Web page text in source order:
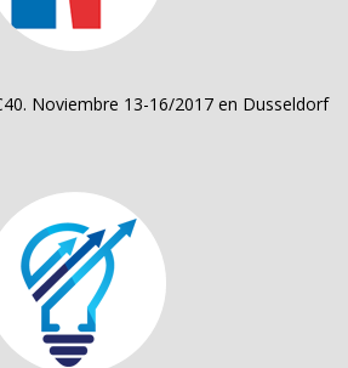
Noviembre 13-16/2017 en Dusseldorf